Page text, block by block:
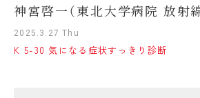
神宮啓一（東北大学病院 放射
2025.3.27 Thu
K 5-30 気になる症状すっきり診断